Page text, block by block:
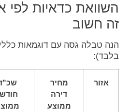
השוואת כדאיות לפי
זה חשוב
הנה טבלה גסה עם דוגמאות
בלבד):
אזור
מחיר
דירה
ממוצע